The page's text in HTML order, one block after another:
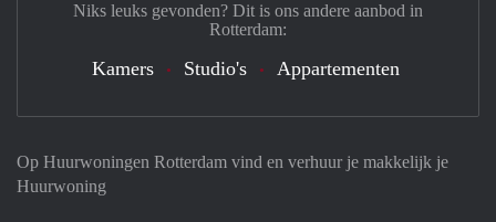
Op Huurwoningen Rotterdam vind en verhuur je makkelijk je
Huurwoning
Niks leuks gevonden? Dit is ons andere aanbod in
Rotterdam:
Kamers Studio's Appartementen